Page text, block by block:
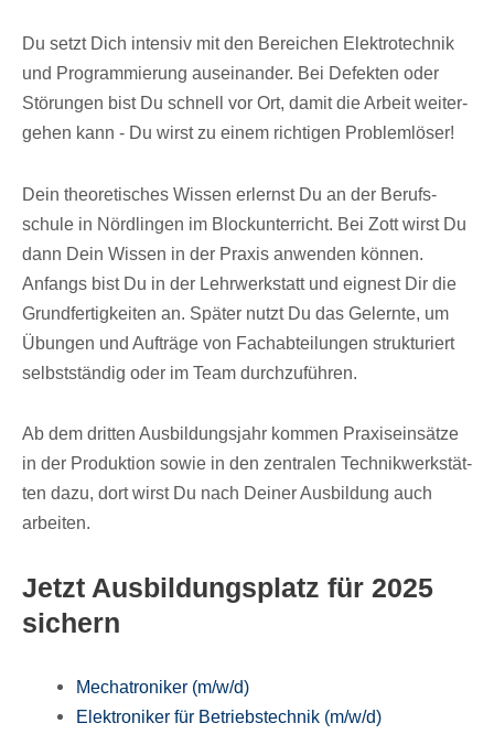
Du setzt Dich inten­siv mit den Berei­chen Elek­tro­tech­nik
und Program­mie­rung ausein­an­der. Bei Defek­ten oder
Störun­gen bist Du schnell vor Ort, damit die Arbeit weiter­
ge­hen kann - Du wirst zu einem rich­ti­gen Problemlöser!
Dein theo­re­ti­sches Wissen erlernst Du an der Berufs­
schule in Nörd­lin­gen im Block­un­ter­richt. Bei Zott wirst Du
dann Dein Wissen in der Praxis anwen­den können.
Anfangs bist Du in der Lehr­werk­statt und eignest Dir die
Grund­fer­tig­kei­ten an. Später nutzt Du das Gelernte, um
Übun­gen und Aufträge von Fach­ab­tei­lun­gen struk­tu­riert
selbst­stän­dig oder im Team durchzuführen.
Ab dem drit­ten Ausbil­dungs­jahr kommen Praxis­ein­sätze
in der Produk­tion sowie in den zentra­len Tech­nik­werk­stät­
ten dazu, dort wirst Du nach Deiner Ausbil­dung auch
arbeiten.
Jetzt Ausbil­dungs­platz für 2025
sichern
Mecha­tro­ni­ker (m/​w/​d)
Elek­tro­ni­ker für Betriebs­tech­nik (m/​w/​d)